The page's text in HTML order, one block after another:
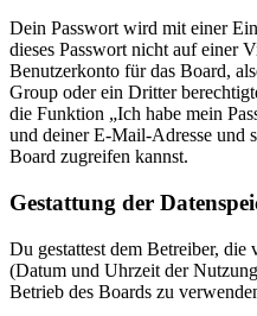
Dein Passwort wird mit einer
dieses Passwort nicht auf einer
Benutzerkonto für das Board,
Group oder ein Dritter
die Funktion „Ich habe mein
und deiner E-Mail-Adresse und
Board zugreifen kannst.
Gestattung der
Du gestattest dem Betreiber,
(Datum und Uhrzeit der
Betrieb des Boards zu